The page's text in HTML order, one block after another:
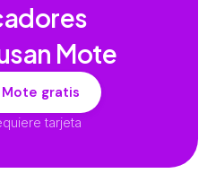
Mote
Mote gratis
tarjeta